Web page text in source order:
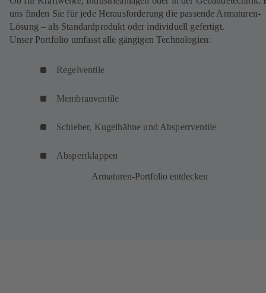
uns finden Sie für jede Herausforderung die passende Armaturen-
Lösung – als Standardprodukt oder individuell gefertigt.
Unser Portfolio umfasst alle gängigen Technologien:
Regelventile
Membranventile
Schieber, Kugelhähne und Absperrventile
Absperrklappen
Armaturen-Portfolio entdecken